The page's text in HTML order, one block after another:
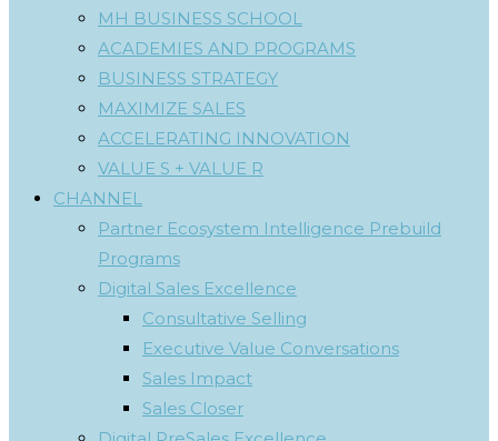
MH BUSINESS SCHOOL
ACADEMIES AND PROGRAMS
BUSINESS STRATEGY
MAXIMIZE SALES
ACCELERATING INNOVATION
VALUE S + VALUE R
CHANNEL
Partner Ecosystem Intelligence Prebuild
Programs
Digital Sales Excellence
Consultative Selling
Executive Value Conversations
Sales Impact
Sales Closer